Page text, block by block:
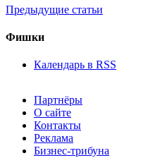
Предыдущие статьи
Фишки
Календарь в RSS
Партнёры
О сайте
Контакты
Реклама
Бизнес-трибуна